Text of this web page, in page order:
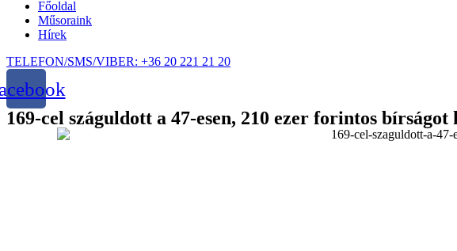
Főoldal
Műsoraink
Hírek
TELEFON/SMS/VIBER: +36 20 221 21 20
169-cel száguldott a 47-esen, 210 ezer forintos